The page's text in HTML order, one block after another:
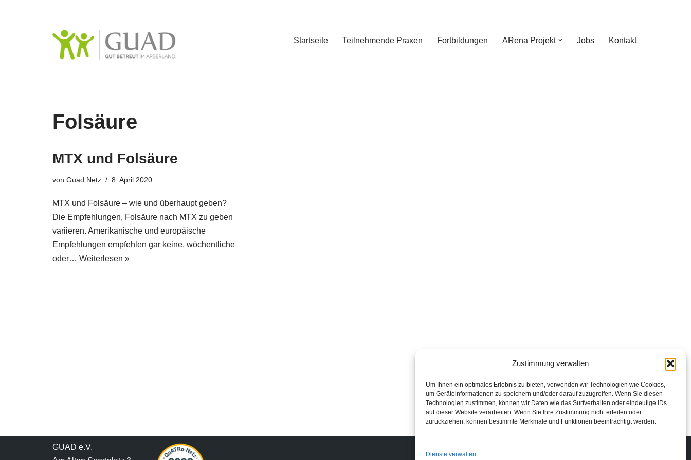
Zustimmung verwalten
Um Ihnen ein optimales Erlebnis zu bieten, verwenden wir Technologien wie Cookies,
um Geräteinformationen zu speichern und/oder darauf zuzugreifen. Wenn Sie diesen
Technologien zustimmen, können wir Daten wie das Surfverhalten oder eindeutige IDs
auf dieser Website verarbeiten. Wenn Sie Ihre Zustimmung nicht erteilen oder
zurückziehen, können bestimmte Merkmale und Funktionen beeinträchtigt werden.
Dienste verwalten
Startseite Teilnehmende Praxen Fortbildungen ARena Projekt Jobs Kontakt
Folsäure
MTX und Folsäure
von Guad Netz 8. April 2020
MTX und Folsäure – wie und überhaupt geben?
Die Empfehlungen, Folsäure nach MTX zu geben
variieren. Amerikanische und europäische
Empfehlungen empfehlen gar keine, wöchentliche
oder… Weiterlesen »
GUAD e.V.